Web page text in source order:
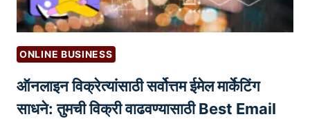
V
S
.
I
N
C
ONLINE BUSINESS
ऑनलाइन विक्रेत्यांसाठी सर्वोत्तम ईमेल मार्केटिंग
साधने: तुमची विक्री वाढवण्यासाठी Best Email